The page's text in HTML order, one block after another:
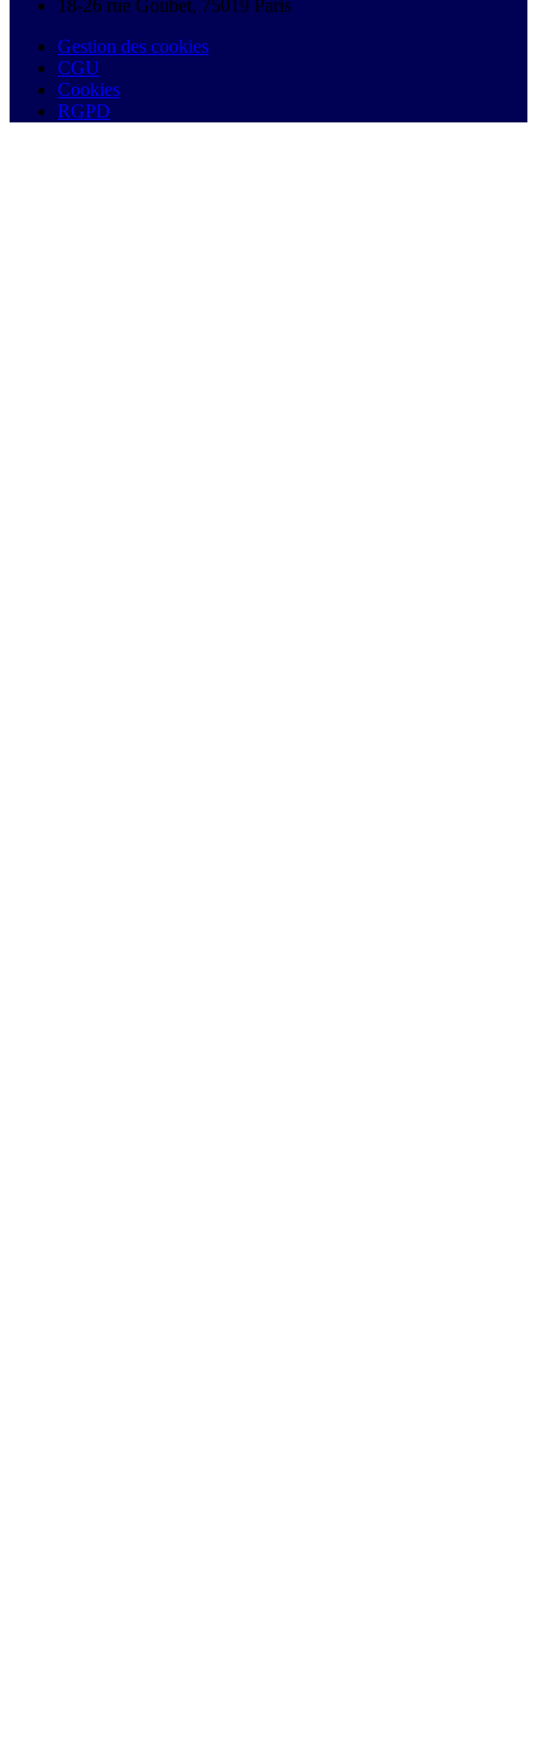
18-26 rue Goubet, 75019 Paris
Gestion des cookies
CGU
Cookies
RGPD